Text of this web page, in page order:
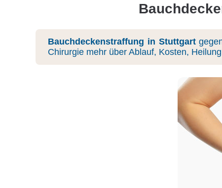
Bauchdeckenstraffung in Stuttgart
Chirurgie mehr über Ablauf, Kosten,